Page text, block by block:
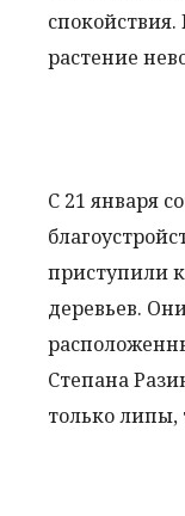
растение
С 21 января
приступили
деревьев.
Степана
только